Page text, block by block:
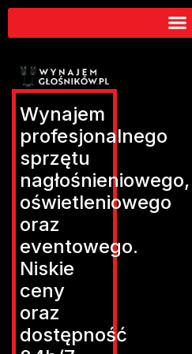
Wynajem
profesjonalnego
sprzętu
nagłośnieniowego,
oświetleniowego
oraz
eventowego.
Niskie
ceny
oraz
dostępność